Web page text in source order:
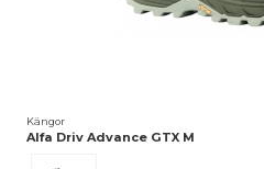
Kängor
Alfa Driv Advance GTX M